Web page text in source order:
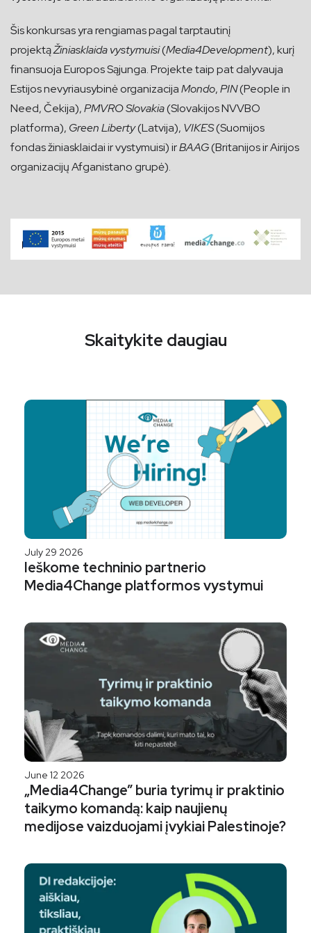
Šis konkursas yra rengiamas pagal tarptautinį
projektąŽiniasklaida vystymuisi(Media4Development), kurį
finansuoja Europos Sąjunga. Projekte taip pat dalyvauja
Estijos nevyriausybinė organizacijaMondo,PIN(People in
Need, Čekija),PMVRO Slovakia(Slovakijos NVVBO
platforma), Green Liberty(Latvija), VIKES(Suomijos
fondas žiniasklaidai ir vystymuisi) irBAAG(Britanijos ir Airijos
organizacijų Afganistano grupė).
Skaitykite daugiau
July 29 2026
Ieškome techninio partnerio
Media4Change platformos vystymui
June 12 2026
„Media4Change” buria tyrimų ir praktinio
taikymo komandą: kaip naujienų
medijose vaizduojami įvykiai Palestinoje?